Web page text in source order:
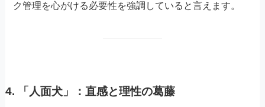
ク管理を心がける必要性を強調していると言えます。
4. 「人面犬」：直感と理性の葛藤